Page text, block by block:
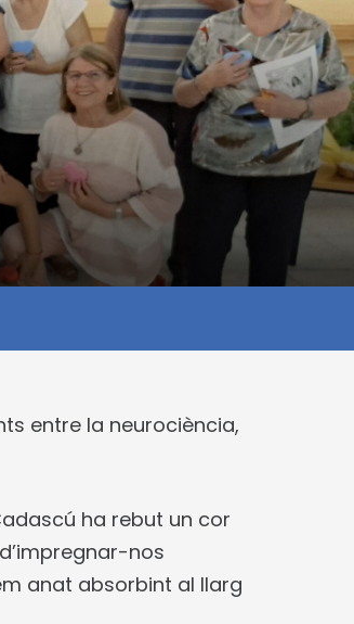
entre la neurociència,
ha rebut un cor
nos
anat absorbint al llarg